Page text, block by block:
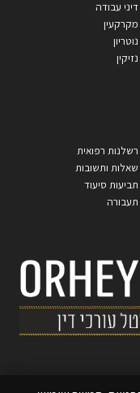
דיני עבודה
מקרקעין
נוטריון
נזיקין
רשלנות רפואית
שאלות ותשובות
תביעות סיעוד
תעבורה